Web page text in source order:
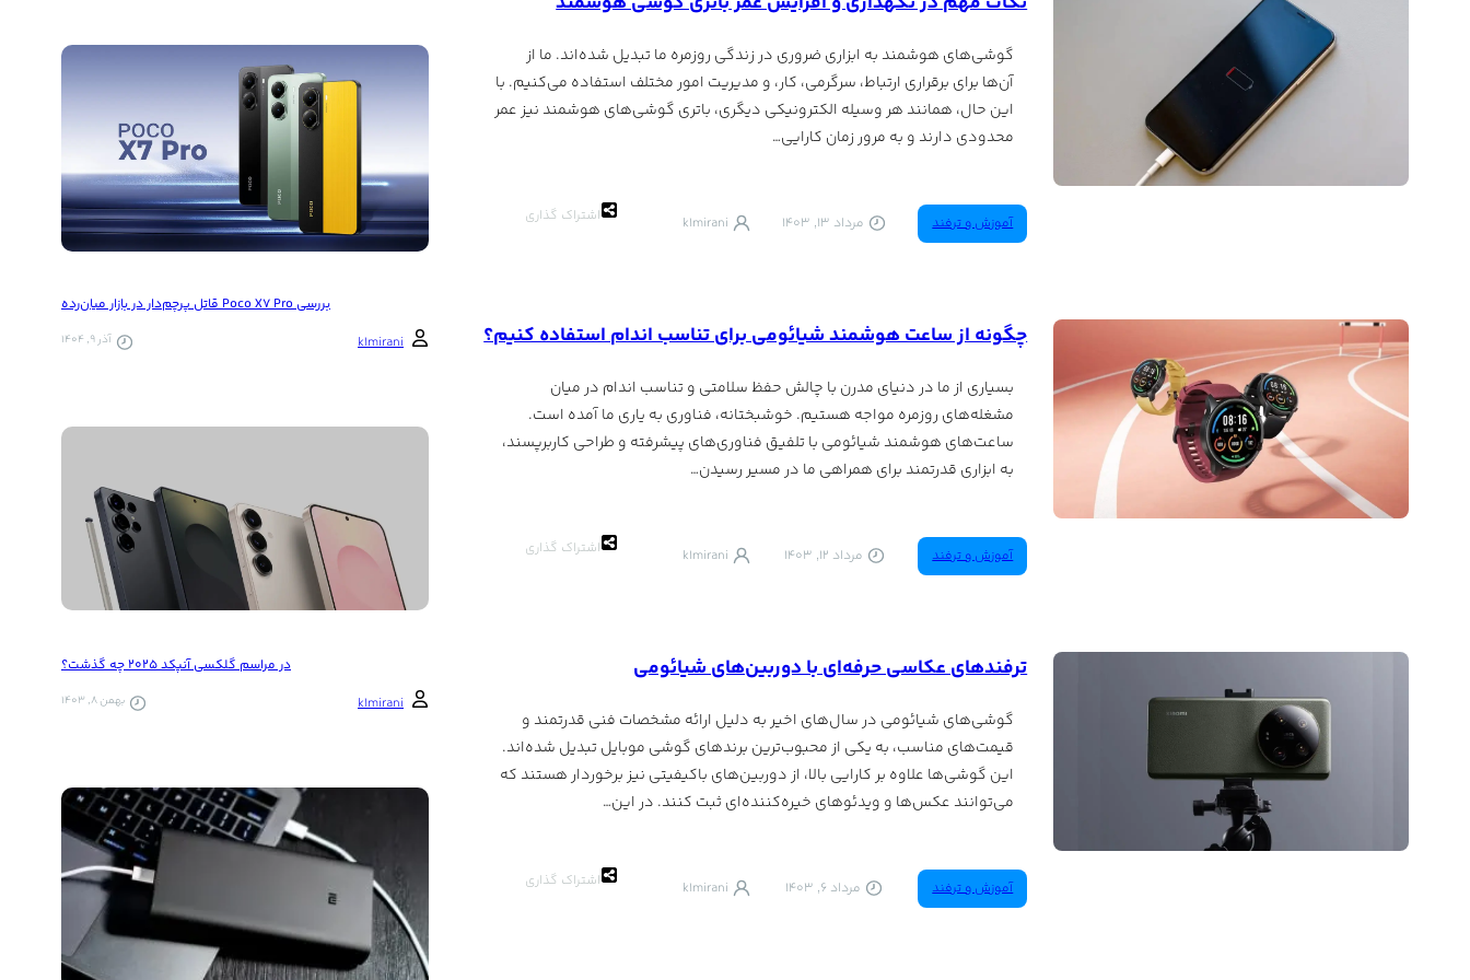
گوشی‌های هوشمند به ابزاری ضروری در زندگی روزمره ما تبدیل شده‌اند. ما از
آن‌ها برای برقراری ارتباط، سرگرمی، کار، و مدیریت امور مختلف استفاده می‌کنیم. با
این حال، همانند هر وسیله الکترونیکی دیگری، باتری گوشی‌های هوشمند نیز عمر
محدودی دارند و به مرور زمان کارایی…
آموزش‌ و ترفند مرداد 13, 1403 k1mirani اشتراک گذاری
چگونه از ساعت هوشمند شیائومی برای تناسب اندام استفاده کنیم؟
بسیاری از ما در دنیای مدرن با چالش حفظ سلامتی و تناسب اندام در میان
مشغله‌های روزمره مواجه هستیم. خوشبختانه، فناوری به یاری ما آمده است.
ساعت‌های هوشمند شیائومی با تلفیق فناوری‌های پیشرفته و طراحی کاربرپسند،
به ابزاری قدرتمند برای همراهی ما در مسیر رسیدن…
آموزش‌ و ترفند مرداد 12, 1403 k1mirani اشتراک گذاری
ترفندهای عکاسی حرفه‌ای با دوربین‌های شیائومی
گوشی‌های شیائومی در سال‌های اخیر به دلیل ارائه مشخصات فنی قدرتمند و
قیمت‌های مناسب، به یکی از محبوب‌ترین برندهای گوشی‌ موبایل تبدیل شده‌اند.
این گوشی‌ها علاوه بر کارایی بالا، از دوربین‌های باکیفیتی نیز برخوردار هستند که
می‌توانند عکس‌ها و ویدئوهای خیره‌کننده‌ای ثبت کنند. در این…
آموزش‌ و ترفند مرداد 6, 1403 k1mirani اشتراک گذاری
بررسی Poco X7 Pro قاتل پرچم‌دار در بازار میان‌رده
k1mirani
آذر 9, 1404
در مراسم گلکسی آنپکد ۲۰۲۵ چه گذشت؟
k1mirani
بهمن 8, 1403